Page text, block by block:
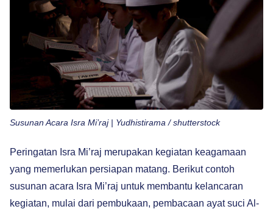
Susunan Acara Isra Mi’raj | Yudhistirama / shutterstock
Peringatan Isra Mi’raj merupakan kegiatan keagamaan
yang memerlukan persiapan matang. Berikut contoh
susunan acara Isra Mi’raj untuk membantu kelancaran
kegiatan, mulai dari pembukaan, pembacaan ayat suci Al-